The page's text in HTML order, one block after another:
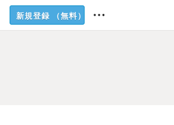
新規登録 （無料）